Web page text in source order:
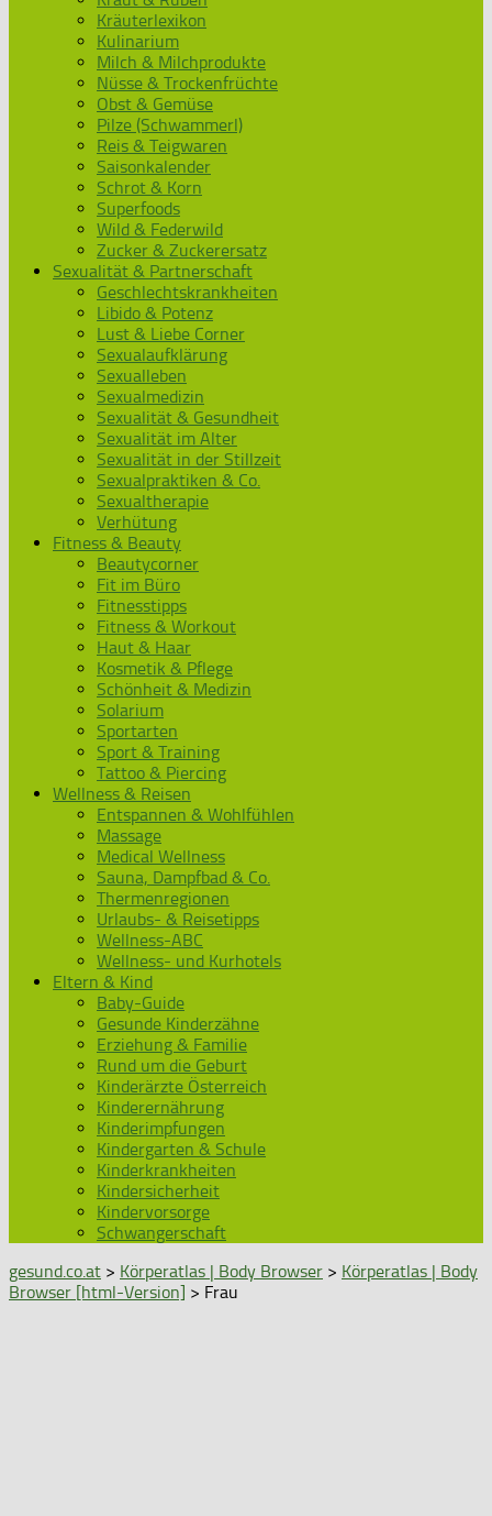
Kräuterlexikon
Kulinarium
Milch & Milchprodukte
Nüsse & Trockenfrüchte
Obst & Gemüse
Pilze (Schwammerl)
Reis & Teigwaren
Saisonkalender
Schrot & Korn
Superfoods
Wild & Federwild
Zucker & Zuckerersatz
Sexualität & Partnerschaft
Geschlechtskrankheiten
Libido & Potenz
Lust & Liebe Corner
Sexualaufklärung
Sexualleben
Sexualmedizin
Sexualität & Gesundheit
Sexualität im Alter
Sexualität in der Stillzeit
Sexualpraktiken & Co.
Sexualtherapie
Verhütung
Fitness & Beauty
Beautycorner
Fit im Büro
Fitnesstipps
Fitness & Workout
Haut & Haar
Kosmetik & Pflege
Schönheit & Medizin
Solarium
Sportarten
Sport & Training
Tattoo & Piercing
Wellness & Reisen
Entspannen & Wohlfühlen
Massage
Medical Wellness
Sauna, Dampfbad & Co.
Thermenregionen
Urlaubs- & Reisetipps
Wellness-ABC
Wellness- und Kurhotels
Eltern & Kind
Baby-Guide
Gesunde Kinderzähne
Erziehung & Familie
Rund um die Geburt
Kinderärzte Österreich
Kinderernährung
Kinderimpfungen
Kindergarten & Schule
Kinderkrankheiten
Kindersicherheit
Kindervorsorge
Schwangerschaft
gesund.co.at > Körperatlas | Body Browser > Körperatlas | Body
Browser [html-Version] > Frau